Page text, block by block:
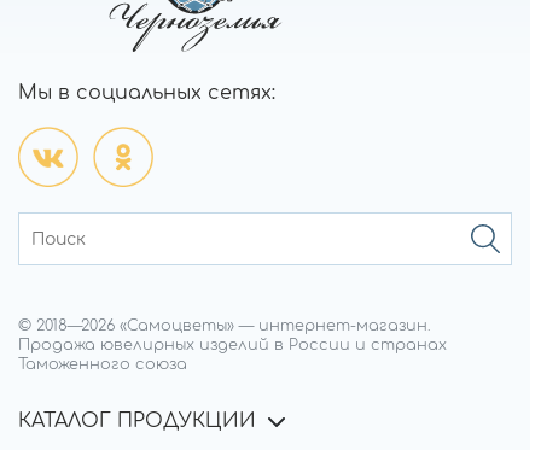
Мы в социальных сетях:
© 2018—2026 «Самоцветы» — интернет-магазин.
Продажа ювелирных изделий в России и странах
Таможенного союза
КАТАЛОГ ПРОДУКЦИИ